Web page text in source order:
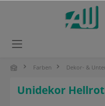
Farben Dekor- &
Unidekor Hellrot